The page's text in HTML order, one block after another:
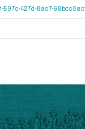
597c-427d-8ac7-